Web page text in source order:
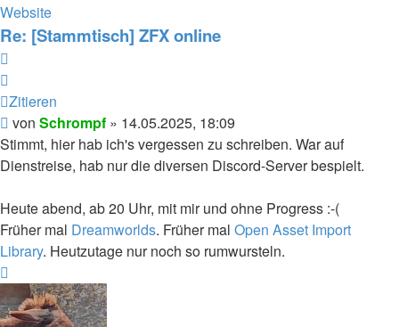
von
Schrompf
Website
Re: [Stammtisch] ZFX online
Zitieren
Beitrag
von Schrompf » 14.05.2025, 18:09
Stimmt, hier hab ich's vergessen zu schreiben. War auf
Dienstreise, hab nur die diversen Discord-Server bespielt.
Heute abend, ab 20 Uhr, mit mir und ohne Progress :-(
Früher mal Dreamworlds. Früher mal Open Asset Import
Library. Heutzutage nur noch so rumwursteln.
oben